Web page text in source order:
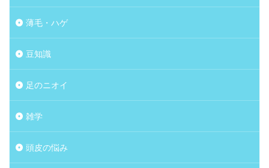
薄毛・ハゲ
豆知識
足のニオイ
雑学
頭皮の悩み